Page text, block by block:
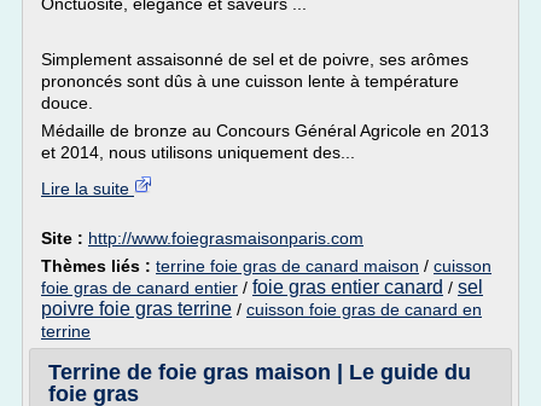
Simplement assaisonné de sel et de poivre, ses arômes
prononcés sont dûs à une cuisson lente à température
douce.
Médaille de bronze au Concours Général Agricole en 2013
et 2014, nous utilisons uniquement des...
Lire la suite
Site : http://www.foiegrasmaisonparis.com
Thèmes liés : terrine foie gras de canard maison / cuisson
foie gras de canard entier / foie gras entier canard / sel
poivre foie gras terrine / cuisson foie gras de canard en
terrine
Terrine de foie gras maison | Le guide du
foie gras